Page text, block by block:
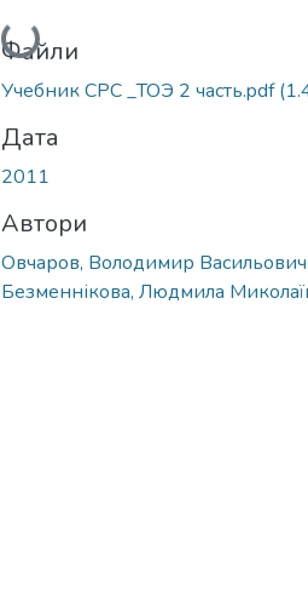
Вантажиться...
Файли
Учебник СРС _ТОЭ 2 часть.pdf
Дата
2011
Автори
Овчаров, Володимир Васильович
Безменнікова, Людмила